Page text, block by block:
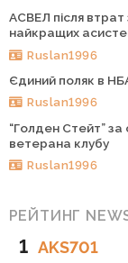
АСВЕЛ після втрат
найкращих
Ruslan1996
Єдиний поляк в
Ruslan1996
“Голден Стейт”
ветерана клубу
Ruslan1996
РЕЙТИНГ
1 AKS701